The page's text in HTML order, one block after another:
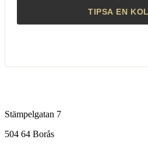
Stämpelgatan 7
504 64 Borås